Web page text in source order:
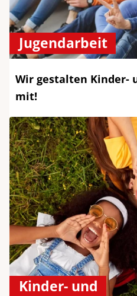
Jugendarbeit
Wir gestalten Kinder-
mit!
Kinder- und